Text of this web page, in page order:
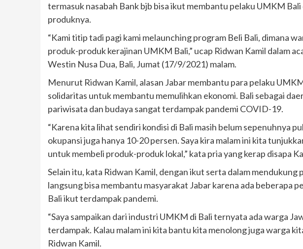
termasuk nasabah Bank bjb bisa ikut membantu pelaku UMKM
produknya.
“Kami titip tadi pagi kami melaunching program Beli Bali, dimana
produk-produk kerajinan UMKM Bali,” ucap Ridwan Kamil dalam
Westin Nusa Dua, Bali, Jumat (17/9/2021) malam.
Menurut Ridwan Kamil, alasan Jabar membantu para pelaku
solidaritas untuk membantu memulihkan ekonomi. Bali sebagai
pariwisata dan budaya sangat terdampak pandemi COVID-19.
“Karena kita lihat sendiri kondisi di Bali masih belum sepenuhnya
okupansi juga hanya 10-20 persen. Saya kira malam ini kita
untuk membeli produk-produk lokal,” kata pria yang kerap disapa
Selain itu, kata Ridwan Kamil, dengan ikut serta dalam mendukung
langsung bisa membantu masyarakat Jabar karena ada beberapa
Bali ikut terdampak pandemi.
“Saya sampaikan dari industri UMKM di Bali ternyata ada warga
terdampak. Kalau malam ini kita bantu kita menolong juga warga
Ridwan Kamil.